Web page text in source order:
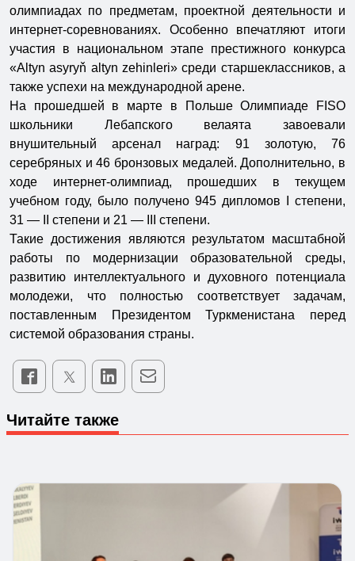
олимпиадах по предметам, проектной деятельности и
интернет-соревнованиях. Особенно впечатляют итоги
участия в национальном этапе престижного конкурса
«Altyn asyryň altyn zehinleri» среди старшеклассников, а
также успехи на международной арене.
На прошедшей в марте в Польше Олимпиаде FISO
школьники Лебапского велаята завоевали
внушительный арсенал наград: 91 золотую, 76
серебряных и 46 бронзовых медалей. Дополнительно, в
ходе интернет-олимпиад, прошедших в текущем
учебном году, было получено 945 дипломов I степени,
31 — II степени и 21 — III степени.
Такие достижения являются результатом масштабной
работы по модернизации образовательной среды,
развитию интеллектуального и духовного потенциала
молодежи, что полностью соответствует задачам,
поставленным Президентом Туркменистана перед
системой образования страны.
Читайте также